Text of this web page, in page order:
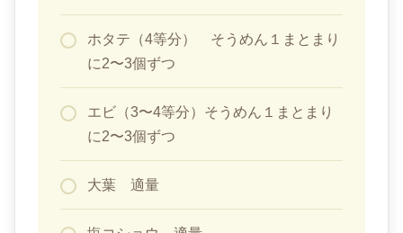
ホタテ（4等分） そうめん１まとまり
に2〜3個ずつ
エビ（3〜4等分）そうめん１まとまり
に2〜3個ずつ
大葉 適量